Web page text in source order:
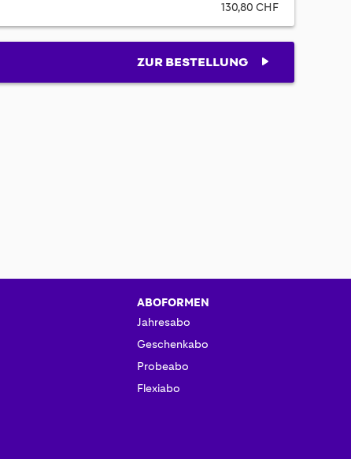
130,80 CHF
ZUR BESTELLUNG
ABOFORMEN
Jahresabo
Geschenkabo
Probeabo
Flexiabo